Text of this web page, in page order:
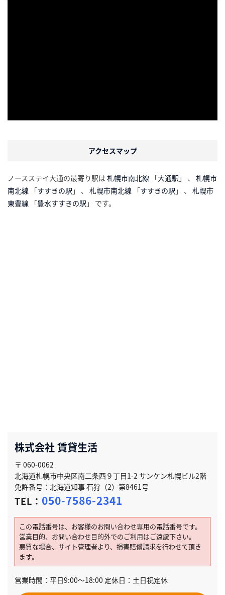
アクセスマップ
ノースステイ大通の最寄り駅は 札幌市南北線 「大通駅 」 、 札幌市
南北線 「すすきの駅 」 、 札幌市南北線 「すすきの駅 」 、 札幌市
東豊線 「豊水すすきの駅 」 です。
株式会社 賃貸生活
〒 060-0062
北海道札幌市中央区南二条西９丁目1-2 サンケン札幌ビル2階
免許番号：北海道知事 石狩（2）第8461号
TEL： 050-7586-2341
この電話番号は、お客様のお問い合わせ専用の電話番号です。
営業目的、お問い合わせ目的外でのご利用はご遠慮下さい。
悪質な場合、サイト管理者より、損害賠償請求を行わせて頂き
ます。
営業時間：平日9:00～18:00 定休日：土日祝定休